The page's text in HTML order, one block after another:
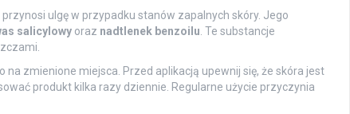
ulgę w przypadku stanów zapalnych skóry. Jego
salicylowyoraz nadtlenek benzoilu . Te substancje
zmienione miejsca. Przed aplikacją upewnij się, że skóra jest
produkt kilka razy dziennie. Regularne użycie przyczynia